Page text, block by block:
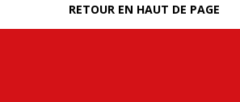
RETOUR EN HAUT DE PAGE